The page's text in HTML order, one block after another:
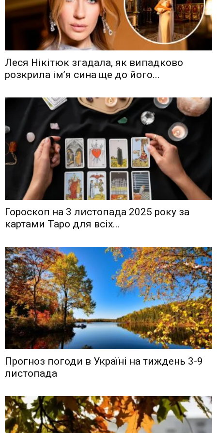
Леся Нікітюк згадала, як випадково
розкрила ім’я сина ще до його...
Гороскоп на 3 листопада 2025 року за
картами Таро для всіх...
Прогноз погоди в Україні на тиждень 3-9
листопада